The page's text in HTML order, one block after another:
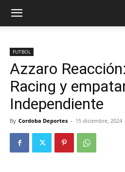
FUTBOL
Azzaro
Racing y
Independiente
By Cordoba Deportes - 15 diciembre, 2024